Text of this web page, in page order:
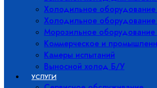
Холодильное
Холодильное
Морозильное
Коммерческое и
Камеры испытаний
Выносной холод Б/У
УСЛУГИ